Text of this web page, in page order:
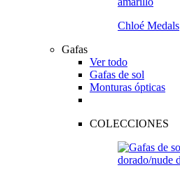
Chloé Medals
Gafas
Ver todo
Gafas de sol
Monturas ópticas
COLECCIONES